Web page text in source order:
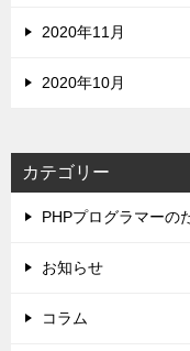
2020年11月
2020年10月
カテゴリー
PHPプログラマーの
お知らせ
コラム